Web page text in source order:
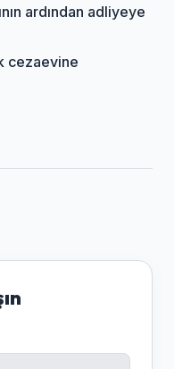
ardından adliyeye
cezaevine